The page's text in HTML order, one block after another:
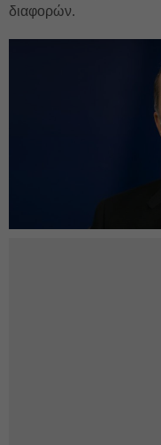
διαφορών.